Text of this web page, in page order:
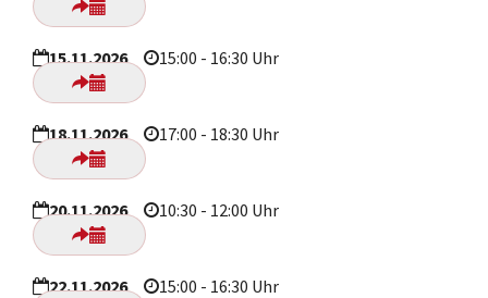
15.11.2026 15:00 - 16:30 Uhr
18.11.2026 17:00 - 18:30 Uhr
20.11.2026 10:30 - 12:00 Uhr
22.11.2026 15:00 - 16:30 Uhr